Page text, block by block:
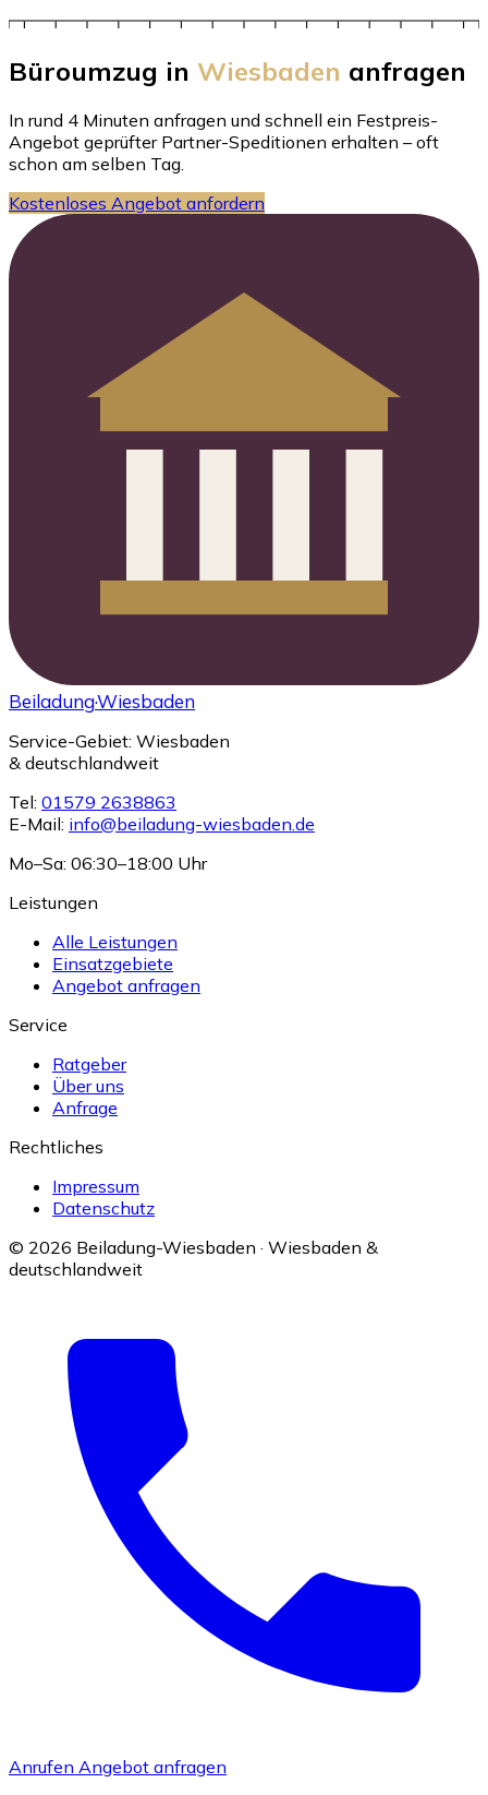
Büroumzug in Wiesbaden anfragen
In rund 4 Minuten anfragen und schnell ein Festpreis-
Angebot geprüfter Partner-Speditionen erhalten – oft
schon am selben Tag.
Kostenloses Angebot anfordern
Beiladung·Wiesbaden
Service-Gebiet: Wiesbaden
& deutschlandweit
Tel: 01579 2638863
E-Mail: info@beiladung-wiesbaden.de
Mo–Sa: 06:30–18:00 Uhr
Leistungen
Alle Leistungen
Einsatzgebiete
Angebot anfragen
Service
Ratgeber
Über uns
Anfrage
Rechtliches
Impressum
Datenschutz
© 2026 Beiladung-Wiesbaden · Wiesbaden &
deutschlandweit
Anrufen Angebot anfragen